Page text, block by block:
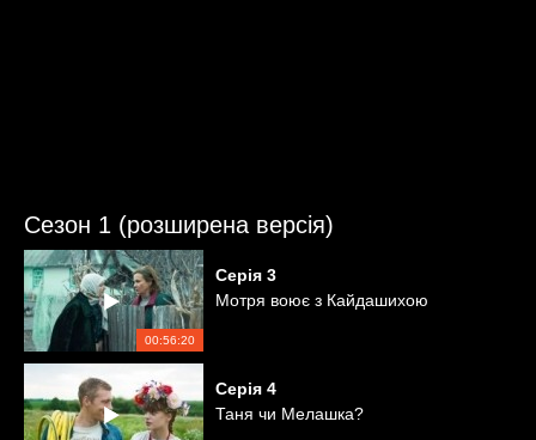
Сезон 1 (розширена версія)
00:56:20
Серія 3
Мотря воює з Кайдашихою
Серія 4
Таня чи Мелашка?